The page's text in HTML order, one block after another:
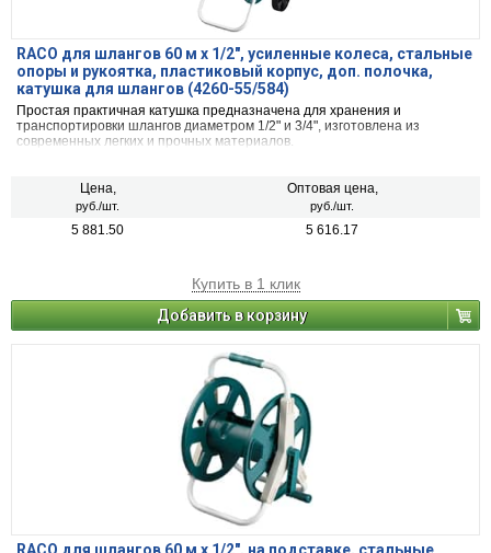
RACO для шлангов 60 м х 1/2″, усиленные колеса, стальные
опоры и рукоятка, пластиковый корпус, доп. полочка,
катушка для шлангов (4260-55/584)
Простая практичная катушка предназначена для хранения и
транспортировки шлангов диаметром 1/2" и 3/4", изготовлена из
современных легких и прочных материалов.
Цена,
руб./шт.
Оптовая цена,
руб./шт.
5 881.50 5 616.17
Купить в 1 клик
Добавить в корзину